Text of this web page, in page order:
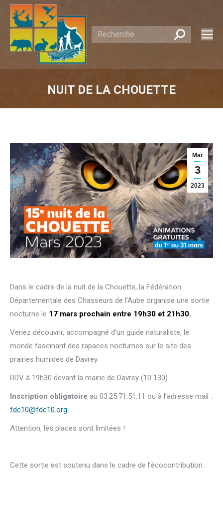
Recherche
:
NUIT DE LA CHOUETTE
Mar
3
2023
Dans le cadre de la nuit de la Chouette, la Fédération
Départementale des Chasseurs de l’Aube organise une sortie
nocturne le 17 mars prochain entre 19h30 et 21h30.
Venez découvrir, accompagné d’un guide naturaliste, le
monde fascinant des rapaces nocturnes sur le site des
prairies humides de Davrey.
RDV à 19h30 devant la mairie de Davrey (10 130).
Inscription obligatoire au 03.25.71.51.11 ou à l’adresse mail :
fdc10@fdc10.org
Attention, les places sont limitées !
Cette sortie est soutenu dans le cadre de l’écocontribution.